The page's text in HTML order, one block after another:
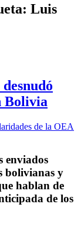
Luis
Bolivia
enviados
bolivianas y
hablan de
de los